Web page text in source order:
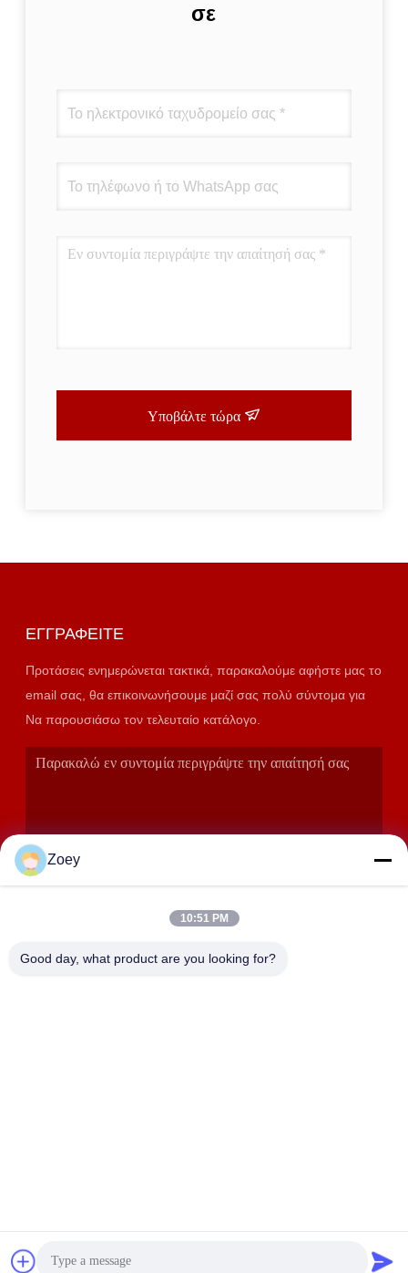
σε
Υποβάλτε τώρα
ΕΓΓΡΑΦΕΊΤΕ
Προτάσεις ενημερώνεται τακτικά, παρακαλούμε αφήστε μας το
email σας, θα επικοινωνήσουμε μαζί σας πολύ σύντομα για
Να παρουσιάσω τον τελευταίο κατάλογο.
INTELLIGENT TECHNOLOGY CO.,LTD . Διατηρούνται
Zoey
10:51 PM
Good day, what product are you looking for?